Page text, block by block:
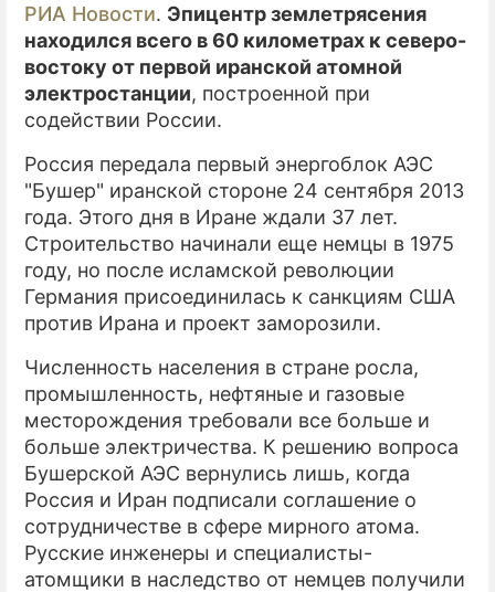
РИА Новости. Эпицентр землетрясения
находился всего в 60 километрах к северо-
востоку от первой иранской атомной
электростанции, построенной при
содействии России.
Россия передала первый энергоблок АЭС
"Бушер" иранской стороне 24 сентября 2013
года. Этого дня в Иране ждали 37 лет.
Строительство начинали еще немцы в 1975
году, но после исламской революции
Германия присоединилась к санкциям США
против Ирана и проект заморозили.
Численность населения в стране росла,
промышленность, нефтяные и газовые
месторождения требовали все больше и
больше электричества. К решению вопроса
Бушерской АЭС вернулись лишь, когда
Россия и Иран подписали соглашение о
сотрудничестве в сфере мирного атома.
Русские инженеры и специалисты-
атомщики в наследство от немцев получили